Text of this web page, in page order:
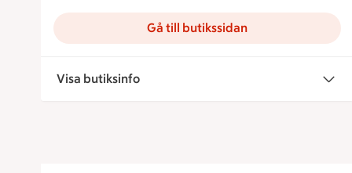
Gå till butikssidan
Visa butiksinfo